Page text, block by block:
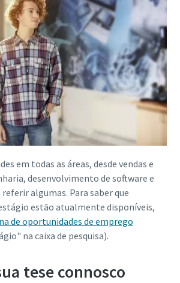
em todas as áreas, desde vendas e
desenvolvimento de software e
algumas. Para saber que
estão atualmente disponíveis,
de oportunidades de emprego
na caixa de pesquisa).
tese connosco